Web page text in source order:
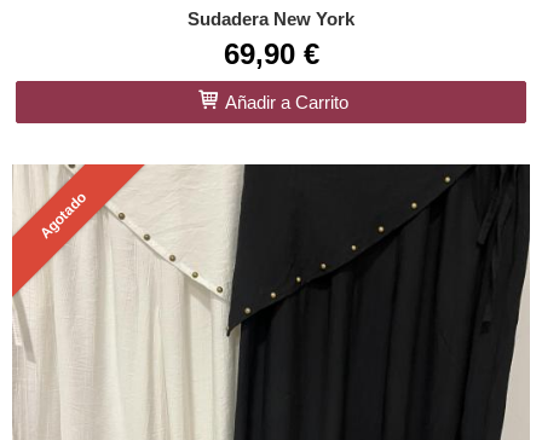
Sudadera New York
69,90 €
Añadir a Carrito
Agotado